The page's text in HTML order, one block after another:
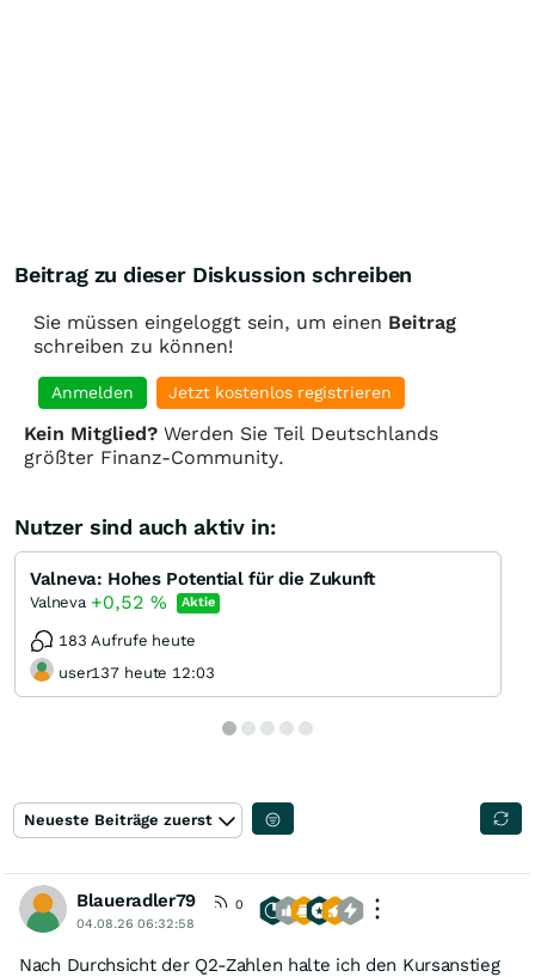
Beitrag zu dieser Diskussion schreiben
Sie müssen eingeloggt sein, um einen Beitrag
schreiben zu können!
Anmelden Jetzt kostenlos registrieren
Kein Mitglied? Werden Sie Teil Deutschlands
größter Finanz-Community.
Nutzer sind auch aktiv in:
Valneva: Hohes Potential für die Zukunft
Valneva +0,52% Aktie
183 Aufrufe heute
user137 heute 12:03
Neueste Beiträge zuerst
Blaueradler79
0
04.08.26 06:32:58
Nach Durchsicht der Q2-Zahlen halte ich den Kursanstieg